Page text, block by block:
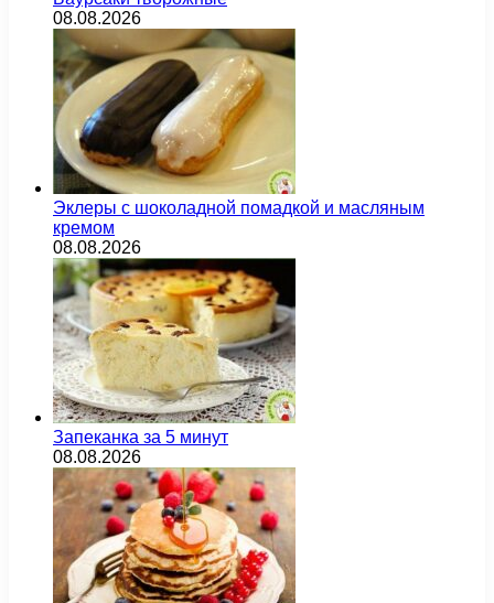
08.08.2026
Эклеры с шоколадной помадкой и масляным
кремом
08.08.2026
Запеканка за 5 минут
08.08.2026